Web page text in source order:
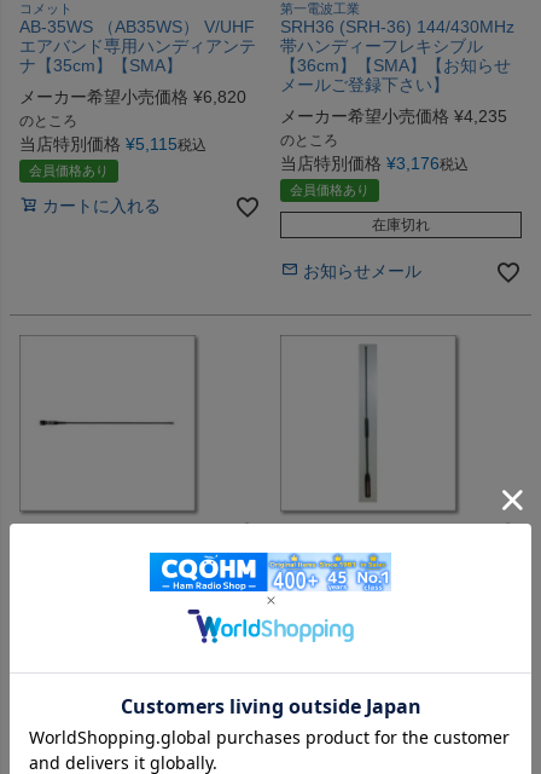
コメット
AB-35WS （AB35WS） V/UHF
エアバンド専用ハンディアンテ
ナ【35cm】【SMA】
メーカー希望小売価格 ¥6,820
のところ
当店特別価格 ¥5,115税込
会員価格あり
カートに入れる
第一電波工業
SRH36 (SRH-36) 144/430MHz
帯ハンディーフレキシブル
【36cm】【SMA】【お知らせ
メールご登録下さい】
メーカー希望小売価格 ¥4,235
のところ
当店特別価格 ¥3,176税込
会員価格あり
在庫切れ
お知らせメール
SH55 (SH-55) SHシリーズ
バンド【38cm】【BNC】
のところ
¥3,548税込
会員価格あり
在庫切れ
第一電波工業
SRH951S (SRH-951S)
【35cm】【SMA】/特別ステー
ジ価格【お知らせメールご登録
のところ
当店特別価格 ¥4,992税込